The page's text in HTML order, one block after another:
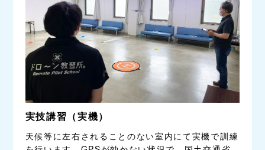
実技講習（実機）
天候等に左右されることのない室内にて実機で訓練